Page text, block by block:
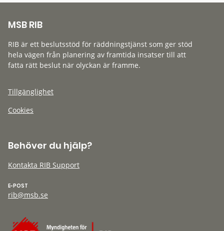
MSB RIB
RIB är ett beslutsstöd för räddningstjänst som ger stöd
hela vägen från planering av framtida insatser till att
fatta rätt beslut när olyckan är framme.
Tillgänglighet
Cookies
Behöver du hjälp?
Kontakta RIB Support
E-POST
rib@msb.se